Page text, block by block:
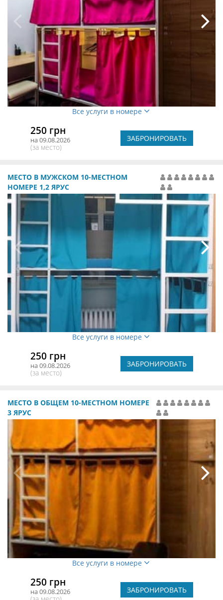
Все услуги в номере
250 грн
на 09.08.2026
(за место)
ЗАБРОНИРОВАТЬ
МЕСТО В МУЖСКОМ 10-МЕСТНОМ
НОМЕРЕ 1,2 ЯРУС
Все услуги в номере
250 грн
на 09.08.2026
(за место)
ЗАБРОНИРОВАТЬ
МЕСТО В ОБЩЕМ 10-МЕСТНОМ НОМЕРЕ
3 ЯРУС
Все услуги в номере
250 грн
на 09.08.2026 ЗАБРОНИРОВАТЬ